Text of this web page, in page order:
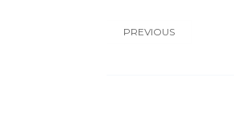
PREVIOUS